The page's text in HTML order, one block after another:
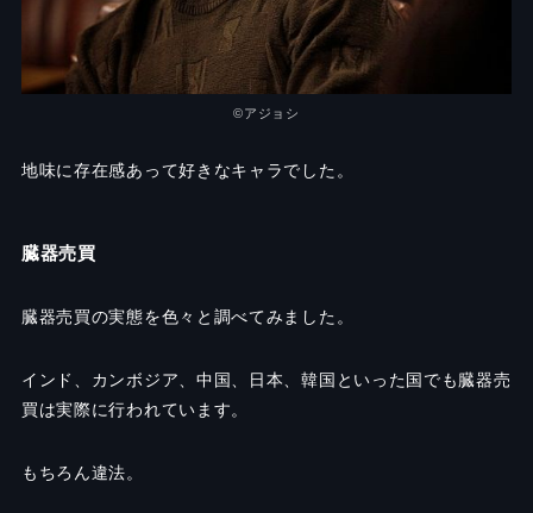
©️アジョシ
地味に存在感あって好きなキャラでした。
臓器売買
臓器売買の実態を色々と調べてみました。
インド、カンボジア、中国、日本、韓国といった国でも臓器売
買は実際に行われています。
もちろん違法。